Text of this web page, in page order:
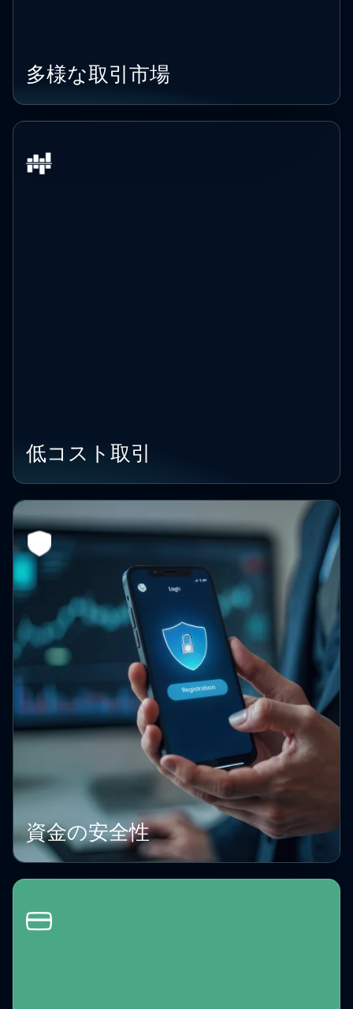
多様な取引市場
低コスト取引
資金の安全性